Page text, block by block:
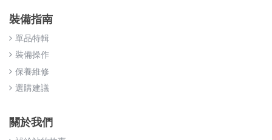
裝備指南
單品特輯
裝備操作
保養維修
選購建議
關於我們